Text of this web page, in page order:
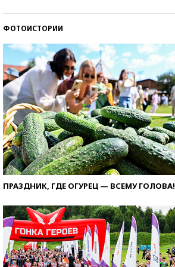
ФОТОИСТОРИИ
ПРАЗДНИК, ГДЕ ОГУРЕЦ — ВСЕМУ ГОЛОВА!